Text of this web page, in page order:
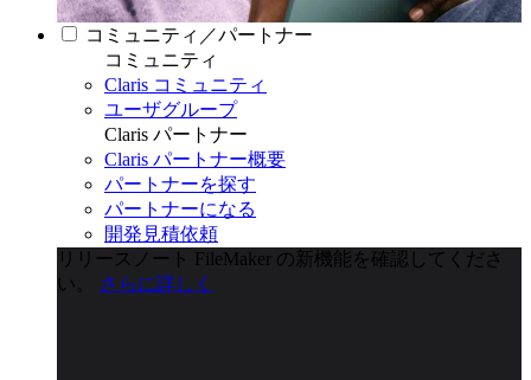
コミュニティ／パートナー
コミュニティ
Claris コミュニティ
ユーザグループ
Claris パートナー
Claris パートナー概要
パートナーを探す
パートナーになる
開発見積依頼
リリースノート
FileMaker の新機能を確認してくださ
い。
さらに詳しく